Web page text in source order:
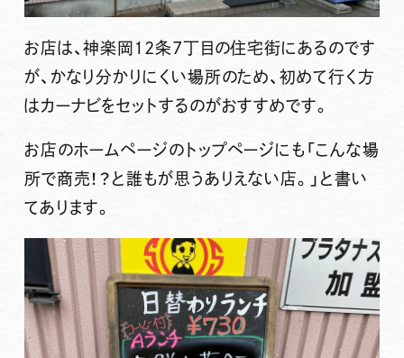
お店は、神楽岡12条7丁目の住宅街にあるのです
が、かなり分かりにくい場所のため、初めて行く方
はカーナビをセットするのがおすすめです。
お店のホームページのトップページにも「こんな場
所で商売！？と誰もが思うありえない店。」と書い
てあります。